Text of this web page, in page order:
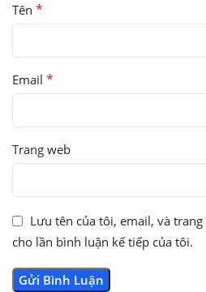
Tên *
Email *
Trang web
Lưu tên của tôi, email, và
cho lần bình luận kế tiếp của tôi.